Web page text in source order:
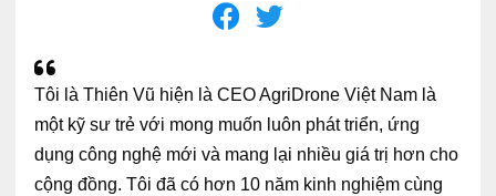
Tôi là Thiên Vũ hiện là CEO AgriDrone Việt Nam là
một kỹ sư trẻ với mong muốn luôn phát triển, ứng
dụng công nghệ mới và mang lại nhiều giá trị hơn cho
cộng đồng. Tôi đã có hơn 10 năm kinh nghiệm cùng